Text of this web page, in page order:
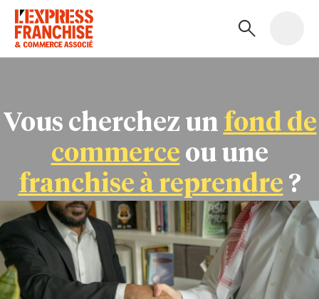
Vous cherchez un fond de
commerce ou une
franchise à reprendre ?